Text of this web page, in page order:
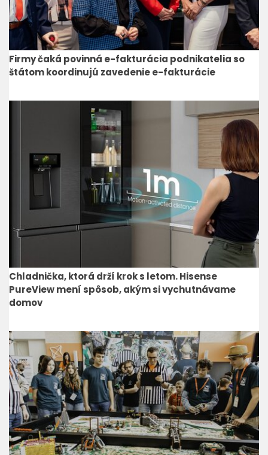
Firmy čaká povinná e-fakturácia podnikatelia so
štátom koordinujú zavedenie e-fakturácie
Chladnička, ktorá drží krok s letom. Hisense
PureView mení spôsob, akým si vychutnávame
domov